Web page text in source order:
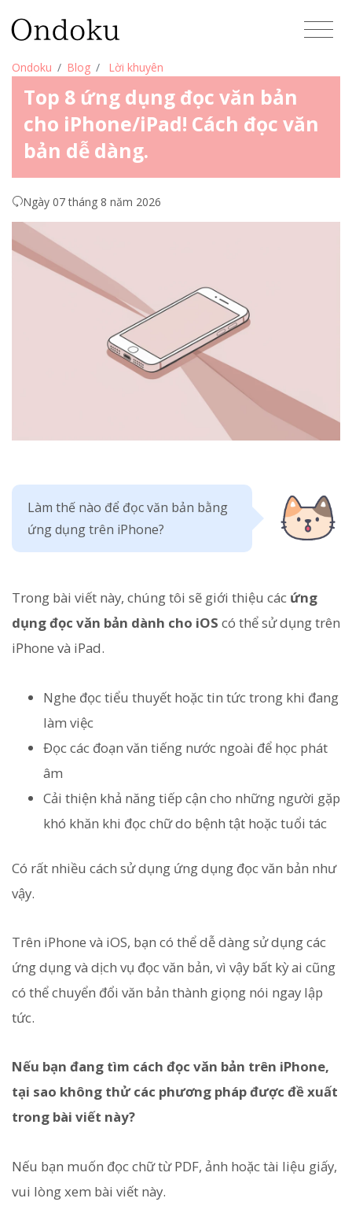
Ondoku Blog Lời khuyên
Top 8 ứng dụng đọc văn bản
cho iPhone/iPad! Cách đọc văn
bản dễ dàng.
Ngày 07 tháng 8 năm 2026
Làm thế nào để đọc văn bản bằng
ứng dụng trên iPhone?
Trong bài viết này, chúng tôi sẽ giới thiệu các ứng
dụng đọc văn bản dành cho iOS có thể sử dụng trên
iPhone và iPad.
Nghe đọc tiểu thuyết hoặc tin tức trong khi đang
làm việc
Đọc các đoạn văn tiếng nước ngoài để học phát
âm
Cải thiện khả năng tiếp cận cho những người gặp
khó khăn khi đọc chữ do bệnh tật hoặc tuổi tác
Có rất nhiều cách sử dụng ứng dụng đọc văn bản như
vậy.
Trên iPhone và iOS, bạn có thể dễ dàng sử dụng các
ứng dụng và dịch vụ đọc văn bản, vì vậy bất kỳ ai cũng
có thể chuyển đổi văn bản thành giọng nói ngay lập
tức.
Nếu bạn đang tìm cách đọc văn bản trên iPhone,
tại sao không thử các phương pháp được đề xuất
trong bài viết này?
Nếu bạn muốn đọc chữ từ PDF, ảnh hoặc tài liệu giấy,
vui lòng xem bài viết này.